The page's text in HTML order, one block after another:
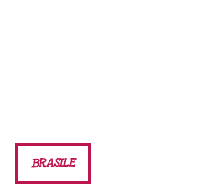
BRASILE